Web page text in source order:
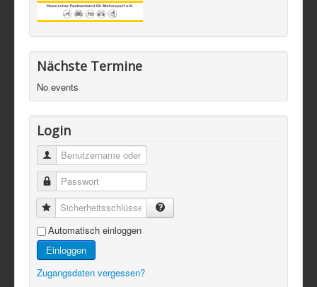
Nächste Termine
No events
Login
Automatisch einloggen
Einloggen
Zugangsdaten vergessen?